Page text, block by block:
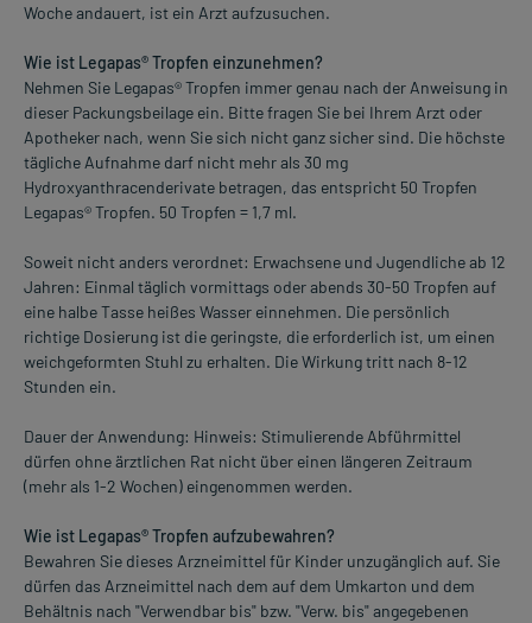
Woche andauert, ist ein Arzt aufzusuchen.
Wie ist Legapas® Tropfen einzunehmen?
Nehmen Sie Legapas® Tropfen immer genau nach der Anweisung in
dieser Packungsbeilage ein. Bitte fragen Sie bei Ihrem Arzt oder
Apotheker nach, wenn Sie sich nicht ganz sicher sind. Die höchste
tägliche Aufnahme darf nicht mehr als 30 mg
Hydroxyanthracenderivate betragen, das entspricht 50 Tropfen
Legapas® Tropfen. 50 Tropfen = 1,7 ml.
Soweit nicht anders verordnet: Erwachsene und Jugendliche ab 12
Jahren: Einmal täglich vormittags oder abends 30-50 Tropfen auf
eine halbe Tasse heißes Wasser einnehmen. Die persönlich
richtige Dosierung ist die geringste, die erforderlich ist, um einen
weichgeformten Stuhl zu erhalten. Die Wirkung tritt nach 8-12
Stunden ein.
Dauer der Anwendung: Hinweis: Stimulierende Abführmittel
dürfen ohne ärztlichen Rat nicht über einen längeren Zeitraum
(mehr als 1-2 Wochen) eingenommen werden.
Wie ist Legapas® Tropfen aufzubewahren?
Bewahren Sie dieses Arzneimittel für Kinder unzugänglich auf. Sie
dürfen das Arzneimittel nach dem auf dem Umkarton und dem
Behältnis nach "Verwendbar bis" bzw. "Verw. bis" angegebenen